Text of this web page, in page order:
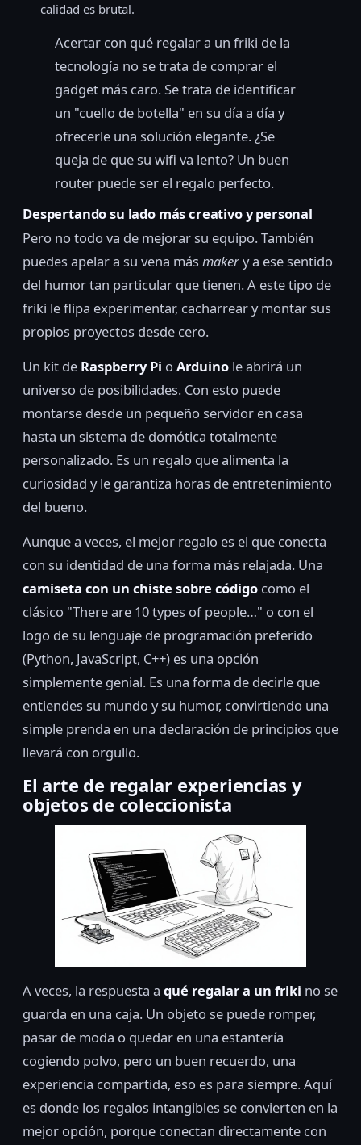
calidad es brutal.
Acertar con qué regalar a un friki de la
tecnología no se trata de comprar el
gadget más caro. Se trata de identificar
un "cuello de botella" en su día a día y
ofrecerle una solución elegante. ¿Se
queja de que su wifi va lento? Un buen
router puede ser el regalo perfecto.
Despertando su lado más creativo y personal
Pero no todo va de mejorar su equipo. También
puedes apelar a su vena más makery a ese sentido
del humor tan particular que tienen. A este tipo de
friki le flipa experimentar, cacharrear y montar sus
propios proyectos desde cero.
Un kit de Raspberry Pi o Arduino le abrirá un
universo de posibilidades. Con esto puede
montarse desde un pequeño servidor en casa
hasta un sistema de domótica totalmente
personalizado. Es un regalo que alimenta la
curiosidad y le garantiza horas de entretenimiento
del bueno.
Aunque a veces, el mejor regalo es el que conecta
con su identidad de una forma más relajada. Una
camiseta con un chiste sobre código como el
clásico "There are 10 types of people…" o con el
logo de su lenguaje de programación preferido
(Python, JavaScript, C++) es una opción
simplemente genial. Es una forma de decirle que
entiendes su mundo y su humor, convirtiendo una
simple prenda en una declaración de principios que
llevará con orgullo.
El arte de regalar experiencias y
objetos de coleccionista
A veces, la respuesta a qué regalar a un friki no se
guarda en una caja. Un objeto se puede romper,
pasar de moda o quedar en una estantería
cogiendo polvo, pero un buen recuerdo, una
experiencia compartida, eso es para siempre. Aquí
es donde los regalos intangibles se convierten en la
mejor opción, porque conectan directamente con